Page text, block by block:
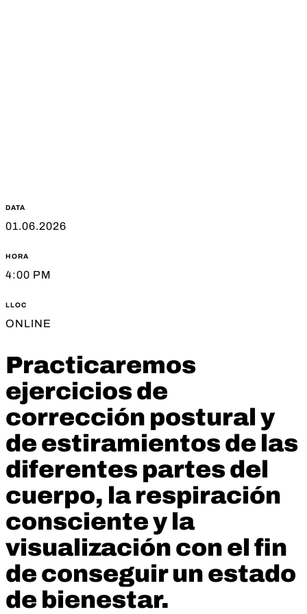
DATA
01.06.2026
HORA
4:00 PM
LLOC
ONLINE
Practicaremos
ejercicios de
corrección postural y
de estiramientos de las
diferentes partes del
cuerpo, la respiración
consciente y la
visualización con el fin
de conseguir un estado
de bienestar.